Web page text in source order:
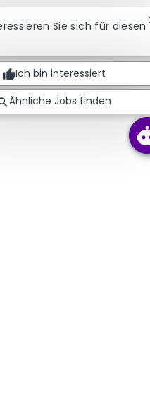
Sie sich für diesen
Ich bin interessiert
Ähnliche Jobs finden